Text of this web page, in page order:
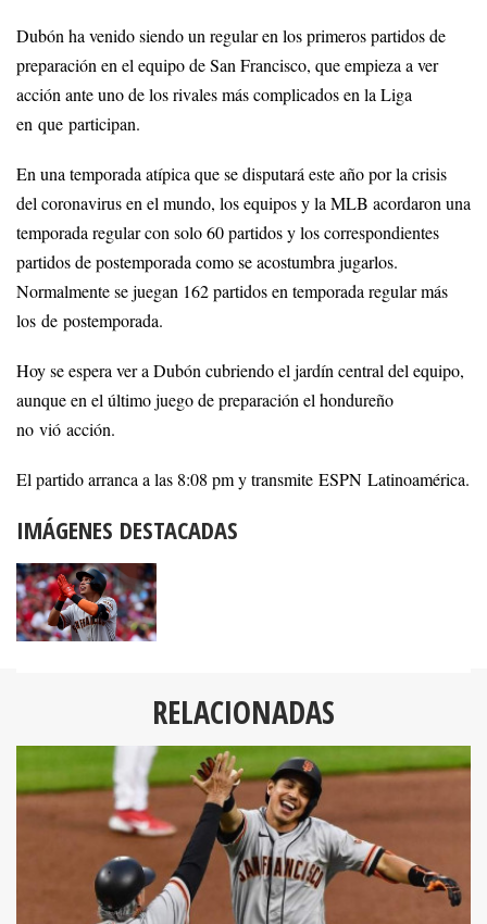
Dubón ha venido siendo un regular en los primeros partidos de
preparación en el equipo de San Francisco, que empieza a ver
acción ante uno de los rivales más complicados en la Liga
en que participan.
En una temporada atípica que se disputará este año por la crisis
del coronavirus en el mundo, los equipos y la MLB acordaron una
temporada regular con solo 60 partidos y los correspondientes
partidos de postemporada como se acostumbra jugarlos.
Normalmente se juegan 162 partidos en temporada regular más
los de postemporada.
Hoy se espera ver a Dubón cubriendo el jardín central del equipo,
aunque en el último juego de preparación el hondureño
no vió acción.
El partido arranca a las 8:08 pm y transmite ESPN Latinoamérica.
IMÁGENES DESTACADAS
RELACIONADAS